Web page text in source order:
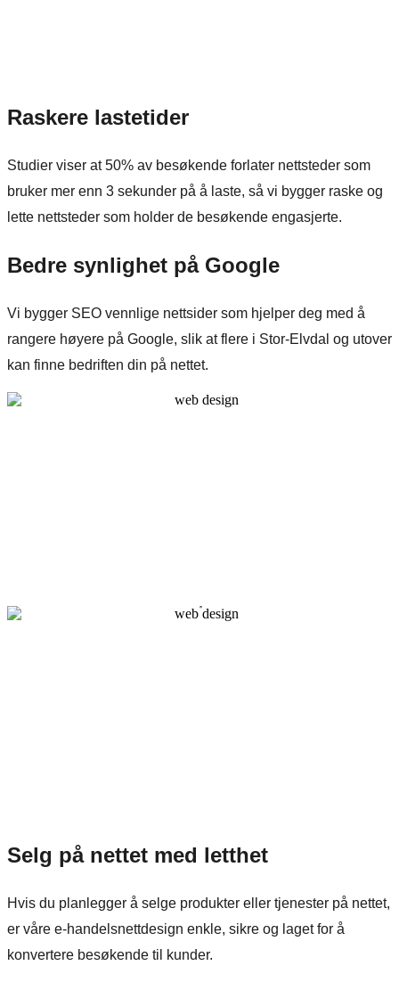
Raskere lastetider
Studier viser at 50% av besøkende forlater nettsteder som
bruker mer enn 3 sekunder på å laste, så vi bygger raske og
lette nettsteder som holder de besøkende engasjerte.
Bedre synlighet på Google
Vi bygger SEO vennlige nettsider som hjelper deg med å
rangere høyere på Google, slik at flere i Stor-Elvdal og utover
kan finne bedriften din på nettet.
Selg på nettet med letthet
Hvis du planlegger å selge produkter eller tjenester på nettet,
er våre e-handelsnettdesign enkle, sikre og laget for å
konvertere besøkende til kunder.